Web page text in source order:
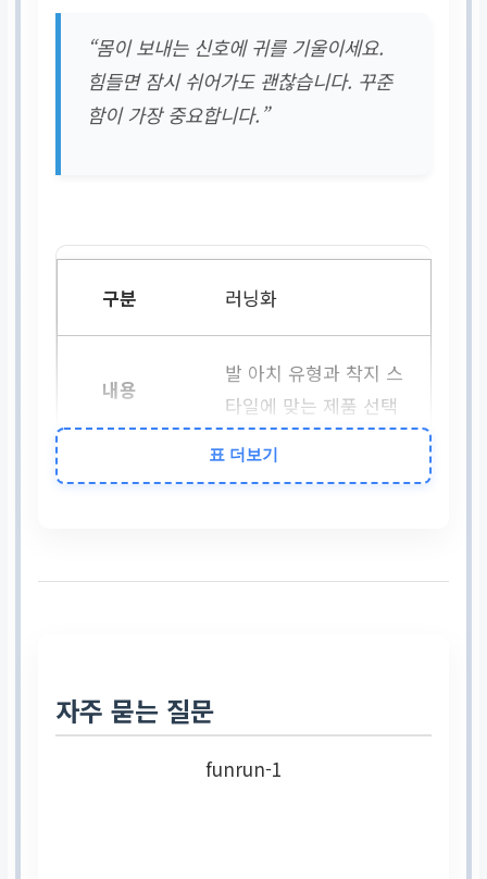
“몸이 보내는 신호에 귀를 기울이세요.
힘들면 잠시 쉬어가도 괜찮습니다. 꾸준
함이 가장 중요합니다.”
러닝화
발 아치 유형과 착지 스
타일에 맞는 제품 선택
스트레칭
표 더보기
자주 묻는 질문
funrun-1